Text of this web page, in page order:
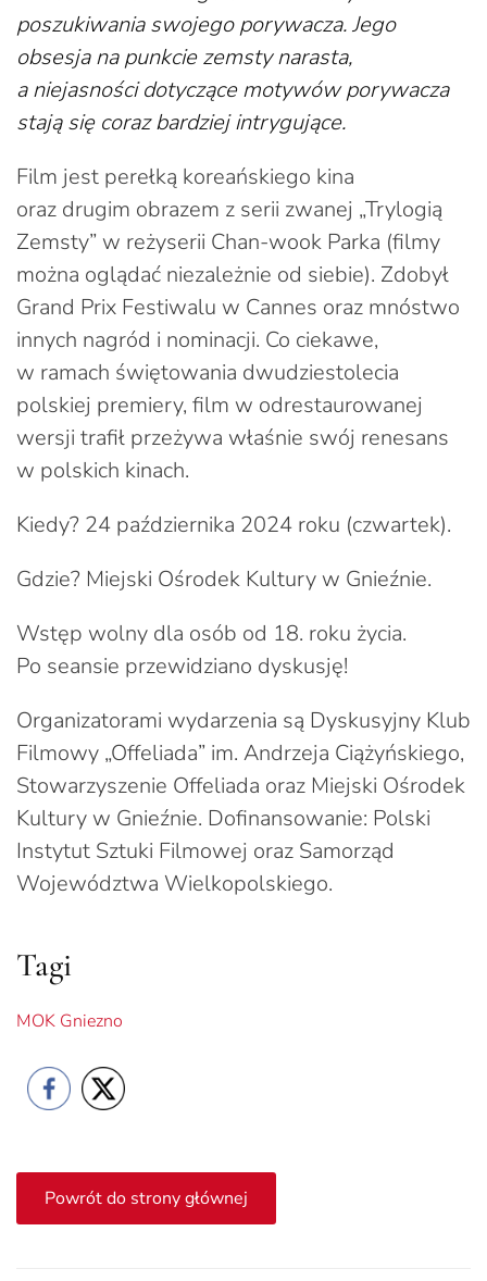
poszukiwania swojego porywacza. Jego
obsesja na punkcie zemsty narasta,
a niejasności dotyczące motywów porywacza
stają się coraz bardziej intrygujące.
Film jest perełką koreańskiego kina
oraz drugim obrazem z serii zwanej „Trylogią
Zemsty” w reżyserii Chan-wook Parka (filmy
można oglądać niezależnie od siebie). Zdobył
Grand Prix Festiwalu w Cannes oraz mnóstwo
innych nagród i nominacji. Co ciekawe,
w ramach świętowania dwudziestolecia
polskiej premiery, film w odrestaurowanej
wersji trafił przeżywa właśnie swój renesans
w polskich kinach.
Kiedy? 24 października 2024 roku (czwartek).
Gdzie? Miejski Ośrodek Kultury w Gnieźnie.
Wstęp wolny dla osób od 18. roku życia.
Po seansie przewidziano dyskusję!
Organizatorami wydarzenia są Dyskusyjny Klub
Filmowy „Offeliada” im. Andrzeja Ciążyńskiego,
Stowarzyszenie Offeliada oraz Miejski Ośrodek
Kultury w Gnieźnie. Dofinansowanie: Polski
Instytut Sztuki Filmowej oraz Samorząd
Województwa Wielkopolskiego.
Tagi
MOK Gniezno
Powrót do strony głównej